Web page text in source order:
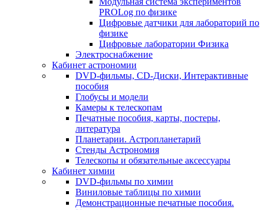
PROLog по физике
Цифровые датчики для лабораторий по
физике
Цифровые лаборатории Физика
Электроснабжение
Кабинет астрономии
DVD-фильмы, CD-Диски, Интерактивные
пособия
Глобусы и модели
Камеры к телескопам
Печатные пособия, карты, постеры,
литература
Планетарии. Астропланетарий
Стенды Астрономия
Телескопы и обязательные аксессуары
Кабинет химии
DVD-фильмы по химии
Виниловые таблицы по химии
Демонстрационные печатные пособия.